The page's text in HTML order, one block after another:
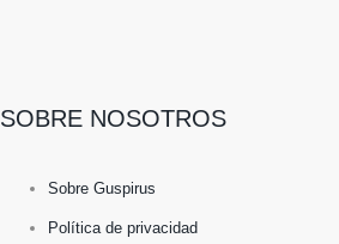
SOBRE NOSOTROS
Sobre Guspirus
Política de privacidad